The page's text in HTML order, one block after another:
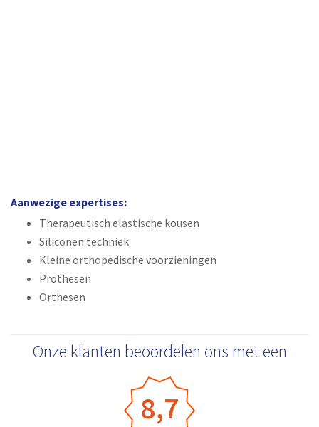
Aanwezige expertises:
Therapeutisch elastische kousen
Siliconen techniek
Kleine orthopedische voorzieningen
Prothesen
Orthesen
Onze klanten beoordelen ons met een
8,7